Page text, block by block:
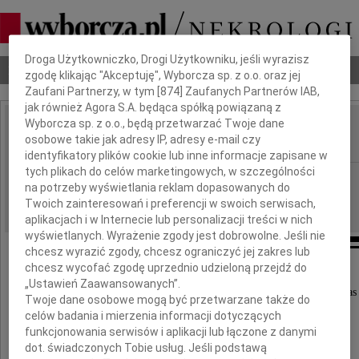
Nekrologi Odeszli Poradnik pogrzebowy
IMIĘ I NAZWISKO: Tadeusz Drobiński
REGION: Poznań
DATA EMISJI: 01.09.2010
Z głębokim żalem zawiadamiamy,
że w dniu 30 sierpnia 2010 roku odszedł od nas
Dbamy o Twoją prywatność
Droga Użytkowniczko, Drogi Użytkowniku, jeśli wyrazisz
zgodę klikając "Akceptuję", Wyborcza sp. z o.o. oraz jej
Zaufani Partnerzy, w tym [874 ] Zaufanych Partnerów IAB,
jak również Agora S.A. będąca spółką powiązaną z
Wyborcza sp. z o.o., będą przetwarzać Twoje dane
osobowe takie jak adresy IP, adresy e-mail czy
identyfikatory plików cookie lub inne informacje zapisane w
tych plikach do celów marketingowych, w szczególności
na potrzeby wyświetlania reklam dopasowanych do
Twoich zainteresowań i preferencji w swoich serwisach,
aplikacjach i w Internecie lub personalizacji treści w nich
wyświetlanych. Wyrażenie zgody jest dobrowolne. Jeśli nie
chcesz wyrazić zgody, chcesz ograniczyć jej zakres lub
chcesz wycofać zgodę uprzednio udzieloną przejdź do
„Ustawień Zaawansowanych”.
Twoje dane osobowe mogą być przetwarzane także do
celów badania i mierzenia informacji dotyczących
funkcjonowania serwisów i aplikacji lub łączone z danymi
dot. świadczonych Tobie usług. Jeśli podstawą